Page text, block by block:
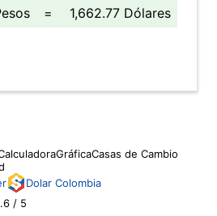
= 1,662.77 Dólares
GráficaCasas de Cambio
Dolar Colombia
/ 5